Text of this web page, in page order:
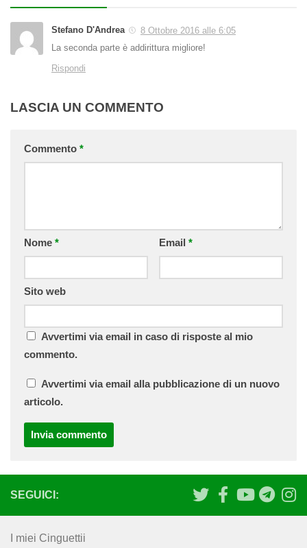
Stefano D'Andrea
8 Ottobre 2016 alle 6:05
La seconda parte è addirittura migliore!
Rispondi
LASCIA UN COMMENTO
Commento *
Nome * Email *
Sito web
Avvertimi via email in caso di risposte al mio
commento.
Avvertimi via email alla pubblicazione di un nuovo
articolo.
SEGUICI:
I miei Cinguettii